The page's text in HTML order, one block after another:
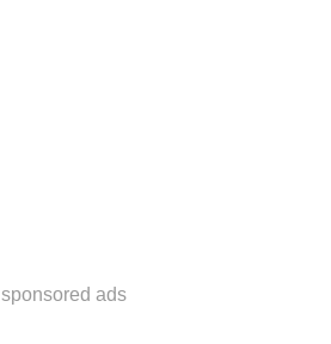
sponsored ads